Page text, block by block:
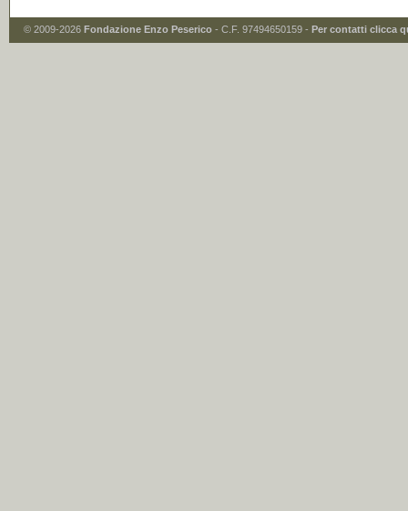
© 2009-2026 Fondazione Enzo Peserico - C.F. 97494650159 - Per contatti clicca